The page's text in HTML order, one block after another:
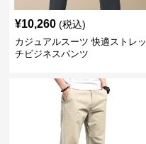
¥10,260 (税込)
カジュアルスーツ 快適ストレッ
チビジネスパンツ